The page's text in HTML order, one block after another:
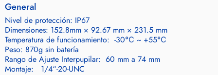
General
Nivel de protección: IP67
Dimensiones: 152.8mm × 92.67 mm × 231.5 mm
Temperatura de funcionamiento: -30℃ ~ +55℃
Peso: 870g sin batería
Rango de Ajuste Interpupilar: 60 mm a 74 mm
Montaje: 1/4“-20-UNC